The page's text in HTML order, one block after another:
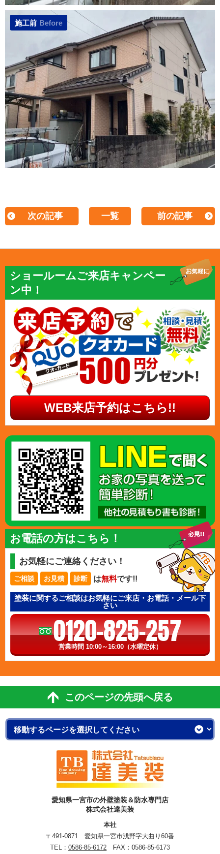
施工前 Before
次の記事 一覧 前の記事
ショールームご来店キャンペー
ン中！
WEB来店予約はこちら!!
お電話の方はこちら！
お気軽にご連絡ください！
ご相談 お見積 診断 は無料です!!
塗装に関するご相談はお気軽にご来店・お電話・メール下
さい
0120-825-257
営業時間 10:00～16:00（水曜定休）
このページの先頭へ戻る
愛知県一宮市の外壁塗装＆防水専門店
株式会社達美装
本社
〒491-0871 愛知県一宮市浅野字大曲り60番
TEL： 0586-85-6172 FAX：0586-85-6173